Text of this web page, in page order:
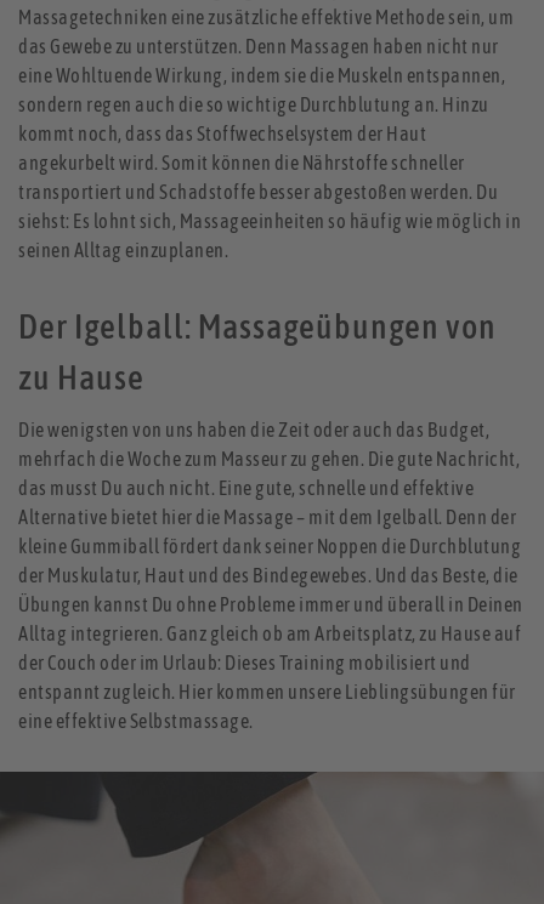
Massagetechniken eine zusätzliche effektive Methode sein, um
das Gewebe zu unterstützen. Denn Massagen haben nicht nur
eine Wohltuende Wirkung, indem sie die Muskeln entspannen,
sondern regen auch die so wichtige Durchblutung an. Hinzu
kommt noch, dass das Stoffwechselsystem der Haut
angekurbelt wird. Somit können die Nährstoffe schneller
transportiert und Schadstoffe besser abgestoßen werden. Du
siehst: Es lohnt sich, Massageeinheiten so häufig wie möglich in
seinen Alltag einzuplanen.
Der Igelball: Massageübungen von
zu Hause
Die wenigsten von uns haben die Zeit oder auch das Budget,
mehrfach die Woche zum Masseur zu gehen. Die gute Nachricht,
das musst Du auch nicht. Eine gute, schnelle und effektive
Alternative bietet hier die Massage – mit dem Igelball. Denn der
kleine Gummiball fördert dank seiner Noppen die Durchblutung
der Muskulatur, Haut und des Bindegewebes. Und das Beste, die
Übungen kannst Du ohne Probleme immer und überall in Deinen
Alltag integrieren. Ganz gleich ob am Arbeitsplatz, zu Hause auf
der Couch oder im Urlaub: Dieses Training mobilisiert und
entspannt zugleich. Hier kommen unsere Lieblingsübungen für
eine effektive Selbstmassage.